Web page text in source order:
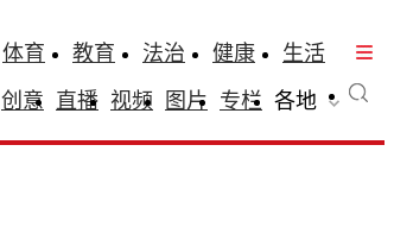
体育 教育 法治 健康
生活
创意 直播 视频 图片 专栏 各地